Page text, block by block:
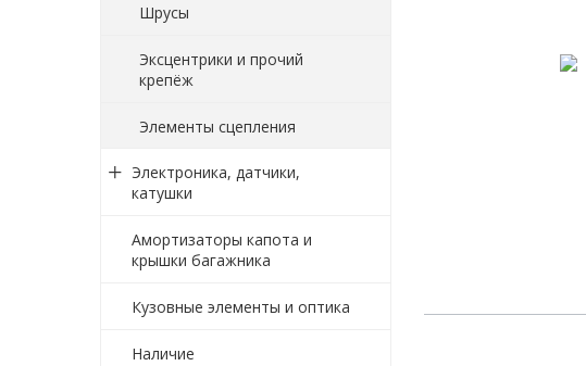
Шрусы
Эксцентрики и прочий
крепёж
Элементы сцепления
Электроника, датчики,
катушки
Амортизаторы капота и
крышки багажника
Кузовные элементы и оптика
Наличие